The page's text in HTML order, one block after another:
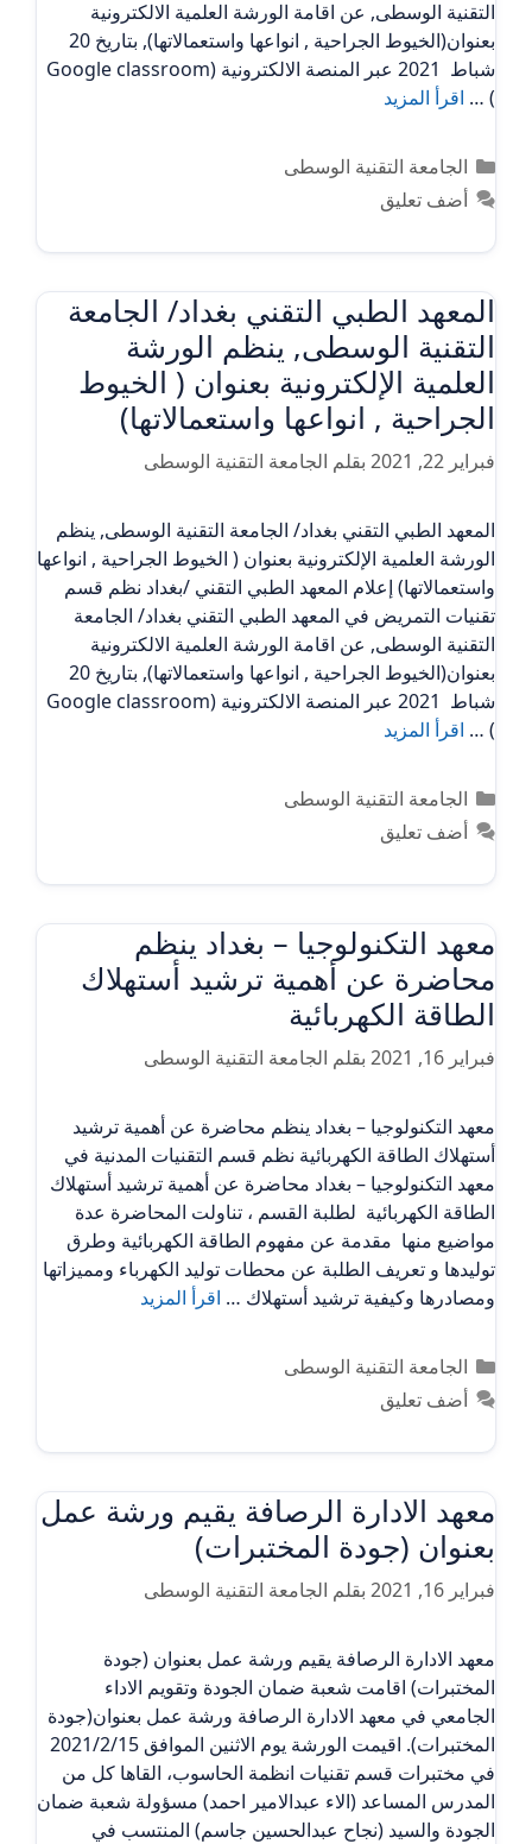
التقنية الوسطى, عن اقامة الورشة العلمية الالكترونية
بعنوان(الخيوط الجراحية , انواعها واستعمالاتها), بتاريخ 20
شباط 2021 عبر المنصة الالكترونية (Google classroom
) … اقرأ المزيد
التصنيفات
الجامعة التقنية الوسطى
أضف تعليق
المعهد الطبي التقني بغداد/ الجامعة
التقنية الوسطى, ينظم الورشة
العلمية الإلكترونية بعنوان ( الخيوط
الجراحية , انواعها واستعمالاتها)
فبراير 22, 2021 بقلم الجامعة التقنية الوسطى
المعهد الطبي التقني بغداد/ الجامعة التقنية الوسطى, ينظم
الورشة العلمية الإلكترونية بعنوان ( الخيوط الجراحية , انواعها
واستعمالاتها) إعلام المعهد الطبي التقني /بغداد نظم قسم
تقنيات التمريض في المعهد الطبي التقني بغداد/ الجامعة
التقنية الوسطى, عن اقامة الورشة العلمية الالكترونية
بعنوان(الخيوط الجراحية , انواعها واستعمالاتها), بتاريخ 20
شباط 2021 عبر المنصة الالكترونية (Google classroom
) … اقرأ المزيد
التصنيفات
الجامعة التقنية الوسطى
أضف تعليق
معهد التكنولوجيا – بغداد ينظم
محاضرة عن أهمية ترشيد أستهلاك
الطاقة الكهربائية
فبراير 16, 2021 بقلم الجامعة التقنية الوسطى
معهد التكنولوجيا – بغداد ينظم محاضرة عن أهمية ترشيد
أستهلاك الطاقة الكهربائية نظم قسم التقنيات المدنية في
معهد التكنولوجيا – بغداد محاضرة عن أهمية ترشيد أستهلاك
الطاقة الكهربائية لطلبة القسم ، تناولت المحاضرة عدة
مواضيع منها مقدمة عن مفهوم الطاقة الكهربائية وطرق
توليدها و تعريف الطلبة عن محطات توليد الكهرباء ومميزاتها
ومصادرها وكيفية ترشيد أستهلاك … اقرأ المزيد
التصنيفات
الجامعة التقنية الوسطى
أضف تعليق
معهد الادارة الرصافة يقيم ورشة عمل
بعنوان (جودة المختبرات)
فبراير 16, 2021 بقلم الجامعة التقنية الوسطى
معهد الادارة الرصافة يقيم ورشة عمل بعنوان (جودة
المختبرات) اقامت شعبة ضمان الجودة وتقويم الاداء
الجامعي في معهد الادارة الرصافة ورشة عمل بعنوان(جودة
المختبرات). اقيمت الورشة يوم الاثنين الموافق 2021/2/15
في مختبرات قسم تقنيات انظمة الحاسوب، القاها كل من
المدرس المساعد (الاء عبدالامير احمد) مسؤولة شعبة ضمان
الجودة والسيد (نجاح عبدالحسين جاسم) المنتسب في